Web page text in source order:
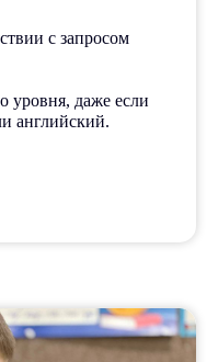
с запросом
уровня, даже если
английский.